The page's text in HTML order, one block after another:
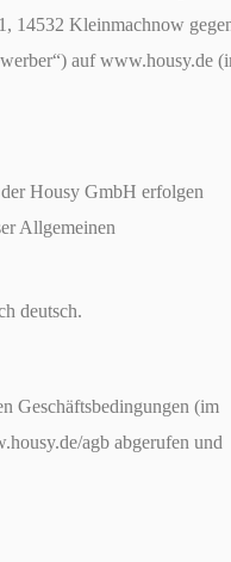
14532 Kleinmachnow
auf www.housy.de
Housy GmbH erfolgen
Allgemeinen
deutsch.
(im
agb abgerufen und